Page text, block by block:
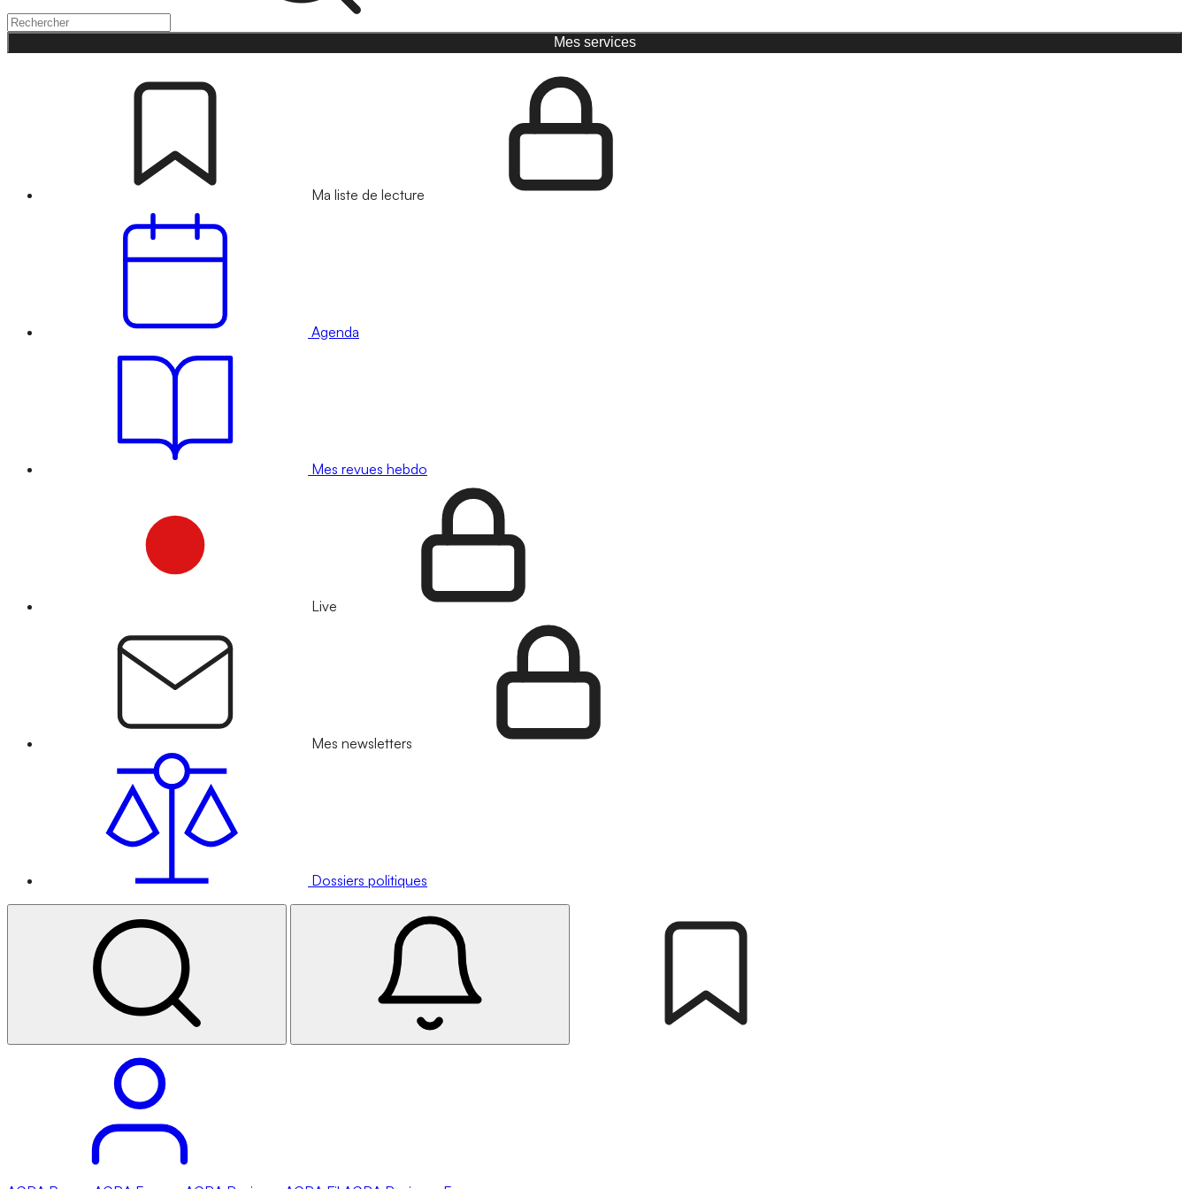
Mes services
Ma liste de lecture
Agenda
Mes revues hebdo
Live
Mes newsletters
Dossiers politiques